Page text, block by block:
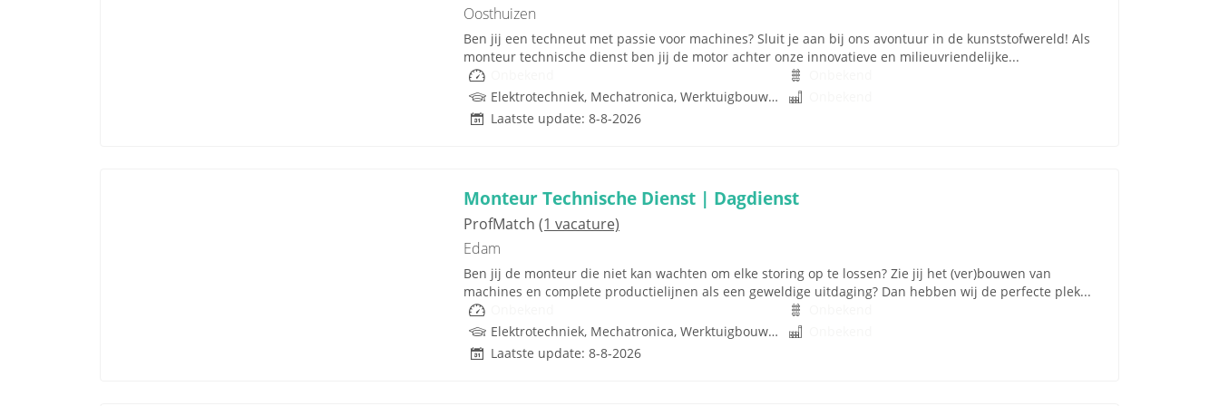
Oosthuizen
Ben jij een techneut met passie voor machines? Sluit je aan bij ons avontuur in de kunststofwereld! Als
monteur technische dienst ben jij de motor achter onze innovatieve en milieuvriendelijke...
Elektrotechniek, Mechatronica, Werktuigbouwkunde
Laatste update: 8-8-2026
Monteur Technische Dienst | Dagdienst
ProfMatch (1 vacature)
Edam
Ben jij de monteur die niet kan wachten om elke storing op te lossen? Zie jij het (ver)bouwen van
machines en complete productielijnen als een geweldige uitdaging? Dan hebben wij de perfecte plek...
Elektrotechniek, Mechatronica, Werktuigbouwkunde
Laatste update: 8-8-2026